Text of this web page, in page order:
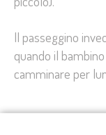
Il passeggino
quando il
camminare per